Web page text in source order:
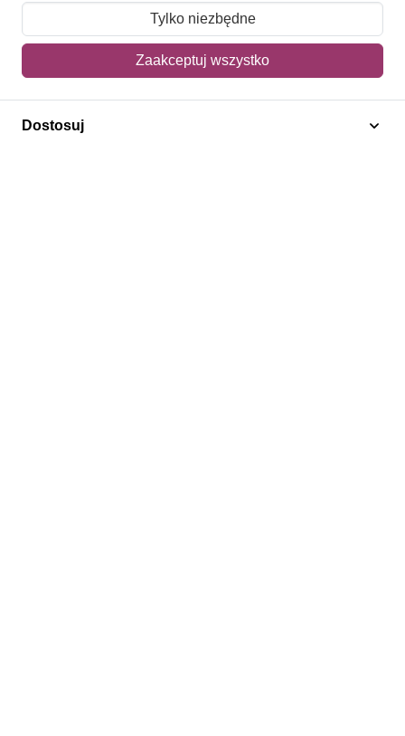
Regulamin
Polityka prywatności
Tylko niezbędne
Zaakceptuj wszystko
Dostosuj